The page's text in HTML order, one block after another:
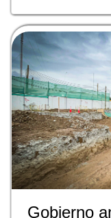
Gobierno